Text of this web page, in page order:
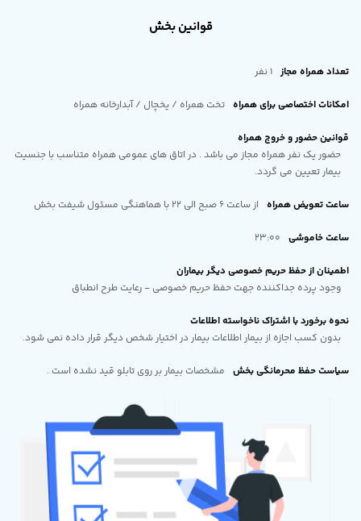
قوانین بخش
تعداد همراه مجاز 1 نفر
امکانات اختصاصی برای همراه تخت همراه / یخچال / آبدارخانه همراه
قوانین حضور و خروج همراه
حضور یک نفر همراه مجاز می باشد . در اتاق های عمومی همراه متناسب با جنسیت
بیمار تعیین می گردد.
ساعت تعویض همراه از ساعت 6 صبح الی 22 با هماهنگی مسئول شیفت بخش
ساعت خاموشی 23:00
اطمینان از حفظ حریم خصوصی دیگر بیماران
وجود پرده جداکننده جهت حفظ حریم خصوصی - رعایت طرح انطباق
نحوه برخورد با اشتراک ناخواسته اطلاعات
بدون کسب اجازه از بیمار اطلاعات بیمار در اختیار شخص دیگر قرار داده نمی شود.
سیاست حفظ محرمانگی بخش مشخصات بیمار بر روی تابلو قید نشده است .